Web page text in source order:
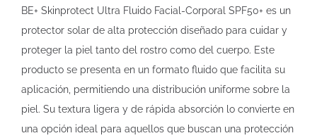
BE+ Skinprotect Ultra Fluido Facial-Corporal SPF50+ es un
protector solar de alta protección diseñado para cuidar y
proteger la piel tanto del rostro como del cuerpo. Este
producto se presenta en un formato fluido que facilita su
aplicación, permitiendo una distribución uniforme sobre la
piel. Su textura ligera y de rápida absorción lo convierte en
una opción ideal para aquellos que buscan una protección